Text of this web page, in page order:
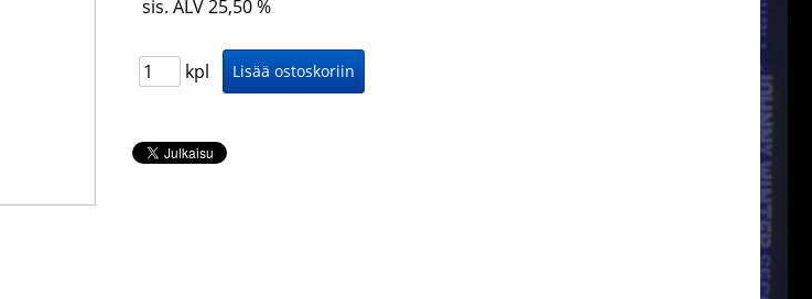
sis. ALV 25,50 %
kpl